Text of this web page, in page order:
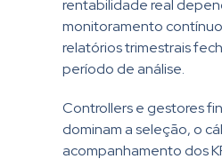
rentabilidade real
monitoramento
relatórios trimestrais
período de análise.
Controllers e gestores
dominam a seleção, o
acompanhamento dos